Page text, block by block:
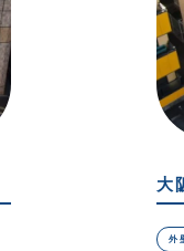
大
外